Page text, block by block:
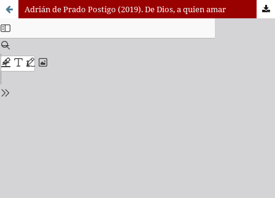
Adrián de Prado Postigo (2019). De Dios, a quien amar